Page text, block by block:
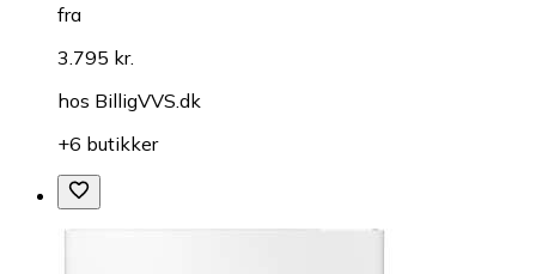
fra
3.795 kr.
hos BilligVVS.dk
+6 butikker